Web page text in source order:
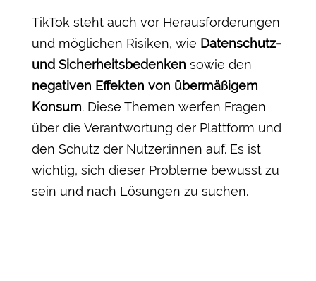
TikTok steht auch vor Herausforderungen
und möglichen Risiken, wie Datenschutz-
und Sicherheitsbedenken sowie den
negativen Effekten von übermäßigem
Konsum. Diese Themen werfen Fragen
über die Verantwortung der Plattform und
den Schutz der Nutzer:innen auf. Es ist
wichtig, sich dieser Probleme bewusst zu
sein und nach Lösungen zu suchen.